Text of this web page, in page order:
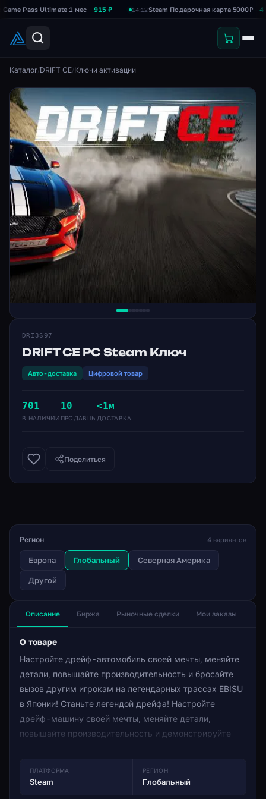
Pass Ultimate 1 мес — 915 ₽ 14:12 Steam Подарочная карта 5000₽—4 750 ₽
Каталог/DRIFT CE/Ключи активации
DRI3S97
DRIFT CE PC Steam Ключ
Авто-доставка Цифровой товар
701
В НАЛИЧИИ
10
ПРОДАВЦЫ
<1м
ДОСТАВКА
Поделиться
Регион 4 вариантов
Европа Глобальный Северная Америка
Другой
Описание Биржа Рыночные сделки Мои заказы
О товаре
Настройте дрейф-автомобиль своей мечты, меняйте
детали, повышайте производительность и бросайте
вызов другим игрокам на легендарных трассах EBISU
в Японии! Станьте легендой дрейфа! Настройте
дрейф-машину своей мечты, меняйте детали,
повышайте производительность и демонстрируйте
парк лицензированных автомобилей! Садитесь на
ПЛАТФОРМА
Steam
РЕГИОН
Глобальный